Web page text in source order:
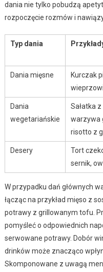
dania nie tylko pobudzą
rozpoczęcie rozmów i
Typ dania
Dania mięsne
Kurczak
Dania
wegetariańskie
Sałatka
warzywa
risotto z
Desery
Tort
sernik,
W przypadku dań głównych
łącząc na przykład mięso z
potrawy z grillowanym tofu.
pomyśleć o odpowiednich
serwowane potrawy. Dobór
drinków może znacząco
Skomponowane z uwagą